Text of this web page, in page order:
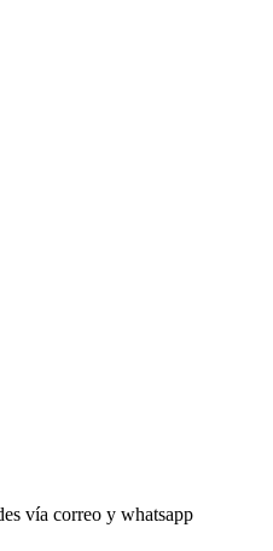
vía correo y whatsapp